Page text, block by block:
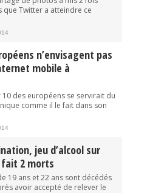
que Twitter a atteindre ce
n’envisagent pas
mobile à
10 des européens se servirait du
comme il le fait dans son
jeu d’alcool sur
fait 2 morts
19 ans et 22 ans sont décédés
avoir accepté de relever le